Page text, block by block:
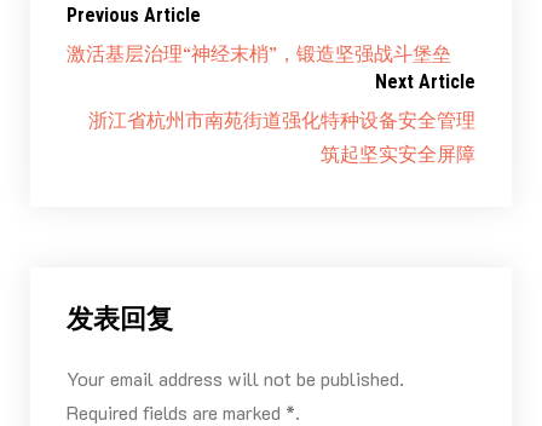
Previous Article
激活基层治理“神经末梢”，锻造坚强战斗堡垒
Next Article
浙江省杭州市南苑街道强化特种设备安全管理
筑起坚实安全屏障
发表回复
Your email address will not be published.
Required fields are marked *.